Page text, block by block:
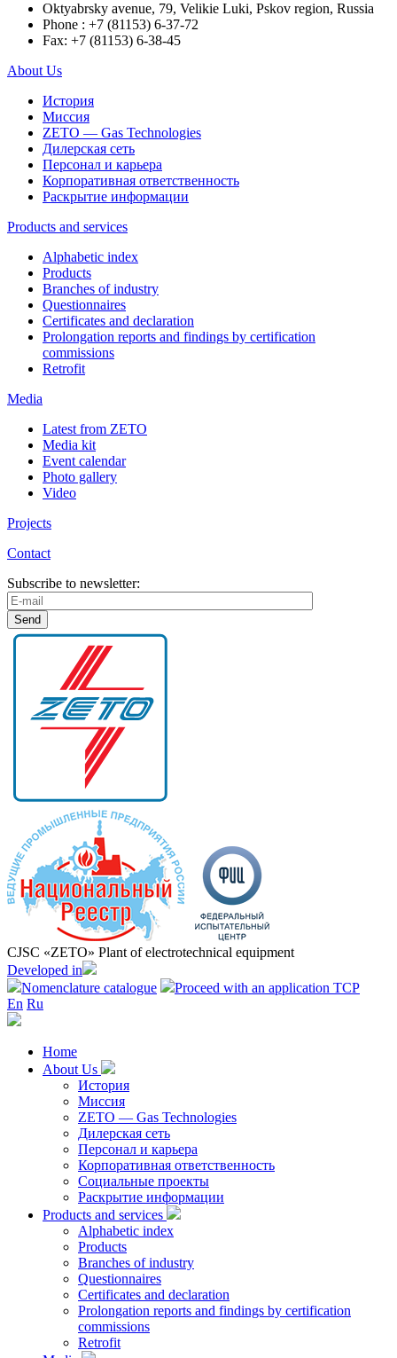
Oktyabrsky avenue, 79, Velikie Luki, Pskov region, Russia
Phone : +7 (81153) 6-37-72
Fax: +7 (81153) 6-38-45
About Us
История
Миссия
ZETO — Gas Technologies
Дилерская сеть
Персонал и карьера
Корпоративная ответственность
Раскрытие информации
Products and services
Alphabetic index
Products
Branches of industry
Questionnaires
Certificates and declaration
Prolongation reports and findings by certification
commissions
Retrofit
Media
Latest from ZETO
Media kit
Event calendar
Photo gallery
Video
Projects
Contact
Subscribe to newsletter:
CJSC «ZETO» Plant of electrotechnical equipment
Developed in
Nomenclature catalogue
Proceed with an application TCP
En Ru
Home
About Us
История
Миссия
ZETO — Gas Technologies
Дилерская сеть
Персонал и карьера
Корпоративная ответственность
Социальные проекты
Раскрытие информации
Products and services
Alphabetic index
Products
Branches of industry
Questionnaires
Certificates and declaration
Prolongation reports and findings by certification
commissions
Retrofit